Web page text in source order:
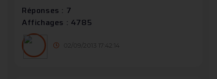
Réponses : 7
Affichages : 4785
02/09/2013 17:42:14